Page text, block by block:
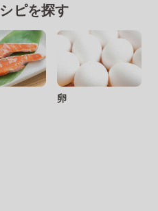
ピを探す
卵